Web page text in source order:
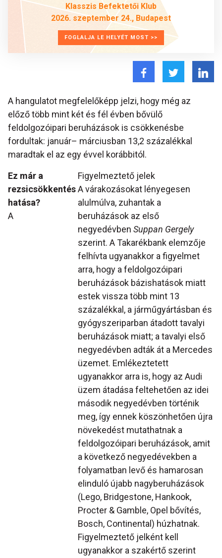
Klasszis Befektetői Klub
2026. szeptember 24., Budapest
FOGLALJA LE HELYÉT MOST >>
A hangulatot megfelelőképp jelzi, hogy még az
előző több mint két és fél évben bővülő
feldolgozóipari beruházások is csökkenésbe
fordultak: január– márciusban 13,2 százalékkal
maradtak el az egy évvel korábbitól.
Figyelmeztető jelek
A várakozásokat lényegesen
alulmúlva, zuhantak a
beruházások az első
negyedévbenSuppan Gergely
szerint. A Takarékbank elemzője
felhívta ugyanakkor a figyelmet
arra, hogy a feldolgozóipari
beruházások bázishatások miatt
estek vissza több mint 13
százalékkal, a járműgyártásban és
gyógyszeriparban átadott tavalyi
beruházások miatt; a tavalyi első
negyedévben adták át a Mercedes
üzemet. Emlékeztetett
ugyanakkor arra is, hogy az Audi
üzem átadása feltehetően az idei
második negyedévben történik
meg, így ennek köszönhetően újra
növekedést mutathatnak a
feldolgozóipari beruházások, amit
a következő negyedévekben a
folyamatban levő és hamarosan
elinduló újabb nagyberuházások
(Lego, Bridgestone, Hankook,
Procter & Gamble, Opel bővítés,
Bosch, Continental) húzhatnak.
Figyelmeztető jelként kell
ugyanakkor a szakértő szerint
Ez már a
rezsicsökkentés
hatása?
A